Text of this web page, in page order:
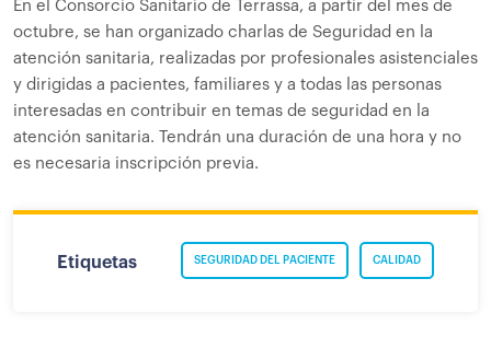
En el Consorcio Sanitario de Terrassa, a partir del mes de
octubre, se han organizado charlas de Seguridad en la
atención sanitaria, realizadas por profesionales asistenciales
y dirigidas a pacientes, familiares y a todas las personas
interesadas en contribuir en temas de seguridad en la
atención sanitaria. Tendrán una duración de una hora y no
es necesaria inscripción previa.
Etiquetas CALIDAD
SEGURIDAD DEL PACIENTE